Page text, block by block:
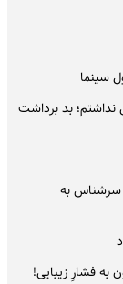
سینما
بد برداشت
سرشناس به
به فشارِ زیبایی!